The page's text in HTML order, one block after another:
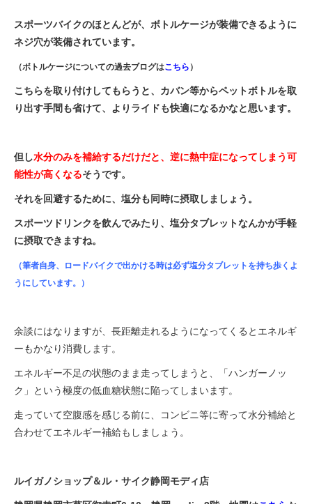
お問い合わせ
会社概要
スポーツバイクのほとんどが、ボトルケージが装備できるように
ネジ穴が装備されています。
（ボトルケージについての過去ブログはこちら ）
こちらを取り付けしてもらうと、カバン等からペットボトルを取
り出す手間も省けて、よりライドも快適になるかなと思います。
但し水分のみを補給するだけだと、逆に熱中症になってしまう可
能性が高くなるそうです。
それを回避するために、塩分も同時に摂取しましょう。
スポーツドリンクを飲んでみたり、塩分タブレットなんかが手軽
に摂取できますね。
（筆者自身、ロードバイクで出かける時は必ず塩分タブレットを持ち歩くよ
うにしています。）
余談にはなりますが、長距離走れるようになってくるとエネルギ
ーもかなり消費します。
エネルギー不足の状態のまま走ってしまうと、「ハンガーノッ
ク」という極度の低血糖状態に陥ってしまいます。
走っていて空腹感を感じる前に、コンビニ等に寄って水分補給と
合わせてエネルギー補給もしましょう。
ルイガノショップ＆ル・サイク静岡モディ店